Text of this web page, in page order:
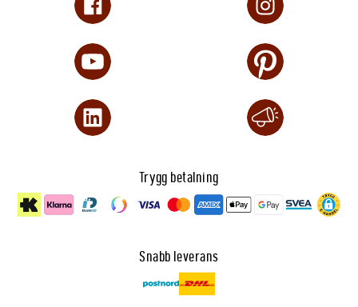
Trygg betalning
Snabb leverans